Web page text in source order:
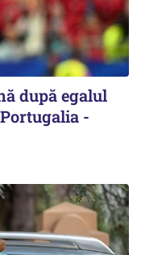
după egalul
-